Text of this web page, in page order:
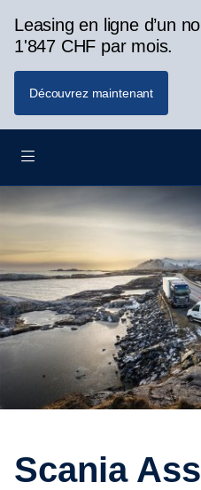
Leasing en ligne d’un
1'847 CHF par mois.
Découvrez maintenant
Scania